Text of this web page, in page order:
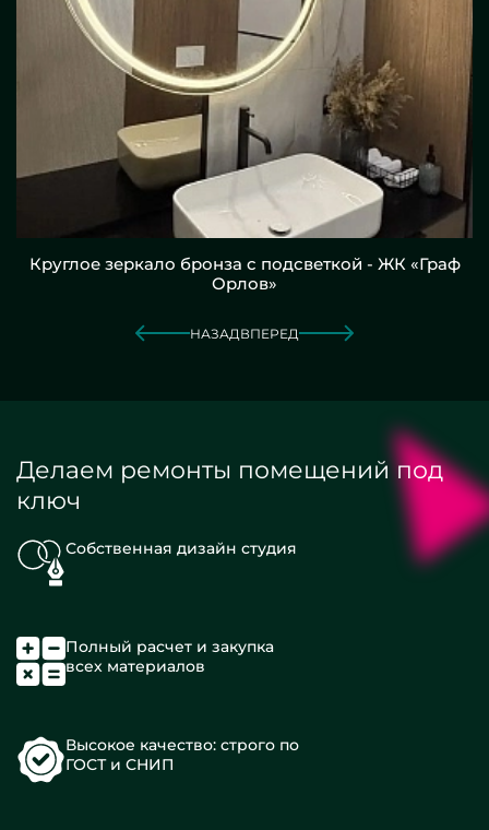
Круглое зеркало бронза с подсветкой - ЖК «Граф
Орлов»
НАЗАД ВПЕРЕД
Делаем ремонты помещений под
ключ
Собственная дизайн студия
Полный расчет и закупка
всех материалов
Высокое качество: строго по
ГОСТ и СНИП